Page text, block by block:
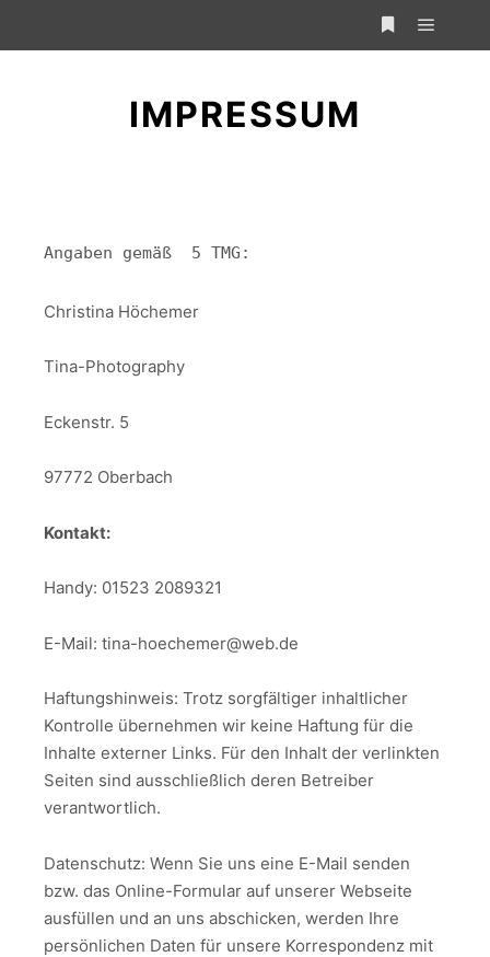
Weitere
IMPRESSUM
Angaben gemäß  5 TMG:
Christina Höchemer
Tina-Photography
Eckenstr. 5
97772 Oberbach
Kontakt:
Handy: 01523 2089321
E-Mail: tina-hoechemer@web.de
Haftungshinweis: Trotz sorgfältiger inhaltlicher
Kontrolle übernehmen wir keine Haftung für die
Inhalte externer Links. Für den Inhalt der verlinkten
Seiten sind ausschließlich deren Betreiber
verantwortlich.
Datenschutz: Wenn Sie uns eine E-Mail senden
bzw. das Online-Formular auf unserer Webseite
ausfüllen und an uns abschicken, werden Ihre
persönlichen Daten für unsere Korrespondenz mit